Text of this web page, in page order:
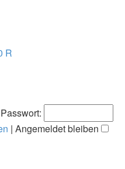
R
Passwort:
| Angemeldet bleiben